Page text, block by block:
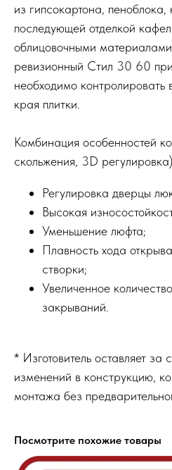
из гипсокартона, пеноблока,
последующей отделкой
облицовочными
ревизионный Стил 30 60
необходимо контролировать
края плитки.
Комбинация особенностей
скольжения, 3D
Регулировка дверцы
Высокая
Уменьшение люфта;
Плавность хода
створки;
Увеличенное
закрываний.
* Изготовитель оставляет за
изменений в конструкцию,
монтажа без
Посмотрите похожие товары